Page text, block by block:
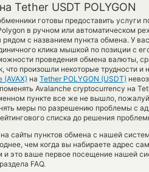
Tether USDT POLYGON
готовы предоставить услуги
в ручном или автоматическом
рядом с названием пункта обмена. У
клика мышкой по позиции с
проведения обмена валюты,
произошли некоторые трудности и
(AVAX) на Tether POLYGON (USDT)
Avalanche cryptocurrency на
пункте все же не вышло,
меры по разрешению проблемы с
списка до решения
сайты пунктов обмена с нашей
чем когда вы набираете адрес
это ваше первое посещение нашей
FAQ.